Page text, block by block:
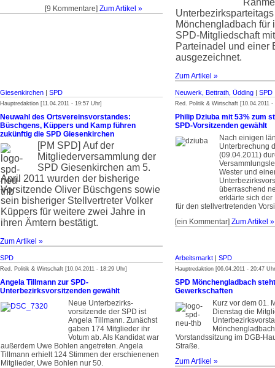
[9 Kommentare] Zum Artikel »
Mönchengladbach für
SPD-Mitgliedschaft
Parteinadel und einer
ausgezeichnet.
Zum Artikel »
Giesenkirchen | SPD
Hauptredaktion [11.04.2011 - 19:57 Uhr]
Neuwahl des Ortsvereinsvorstandes:
Büschgens, Küppers und Kamp führen
zukünftig die SPD Giesenkirchen
[PM SPD] Auf der
Mitgliederversammlung der
SPD Giesenkirchen am 5.
April 2011 wurden der bisherige
Vorsitzende Oliver Büschgens sowie
sein bisheriger Stellvertreter Volker
Küppers für weitere zwei Jahre in
ihren Ämtern bestätigt.
Zum Artikel »
Neuwerk, Bettrath, Üdding | SPD
Red. Politik & Wirtschaft [10.04.2011 -
Philip Dziuba mit 53% zum
SPD-Vorsitzenden gewählt
Nach einigen
Unterbrechung
(09.04.2011)
Wester und
überraschend
erklärte sich
für den stellvertretenden
[ein Kommentar] Zum Artikel »
SPD
Red. Politik & Wirtschaft [10.04.2011 - 18:29 Uhr]
Angela Tillmann zur SPD-
Unterbezirksvorsitzenden gewählt
Neue Unter­bezirks­
vorsitzende der SPD ist
Angela Tillmann. Zunächst
gaben 174 Mitglieder ihr
Votum ab. Als Kandidat war
außerdem Uwe Bohlen angetreten. Angela
Tillmann erhielt 124 Stimmen der erschienenen
Mitglieder, Uwe Bohlen nur 50.
Arbeitsmarkt | SPD
Hauptredaktion [06.04.2011 - 20:47
SPD Mönchengladbach
Gewerkschaften
Kurz vor dem 01.
Dienstag die
Vorstandssitzung im DGB-
Straße.
Zum Artikel »